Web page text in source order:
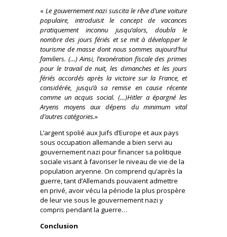
« Le gouvernement nazi suscita le rêve d’une voiture
populaire, introduisit le concept de vacances
pratiquement inconnu jusqu’alors, doubla le
nombre des jours fériés et se mit à développer le
tourisme de masse dont nous sommes aujourd’hui
familiers. (…) Ainsi, l’exonération fiscale des primes
pour le travail de nuit, les dimanches et les jours
fériés accordés après la victoire sur la France, et
considérée, jusqu’à sa remise en cause récente
comme un acquis social. (…)Hitler a épargné les
Aryens moyens aux dépens du minimum vital
d’autres catégories.»
L’argent spolié aux Juifs d’Europe et aux pays
sous occupation allemande a bien servi au
gouvernement nazi pour financer sa politique
sociale visant à favoriser le niveau de vie de la
population aryenne. On comprend qu’après la
guerre, tant d’Allemands pouvaient admettre
en privé, avoir vécu la période la plus prospère
de leur vie sous le gouvernement nazi y
compris pendant la guerre…
Conclusion